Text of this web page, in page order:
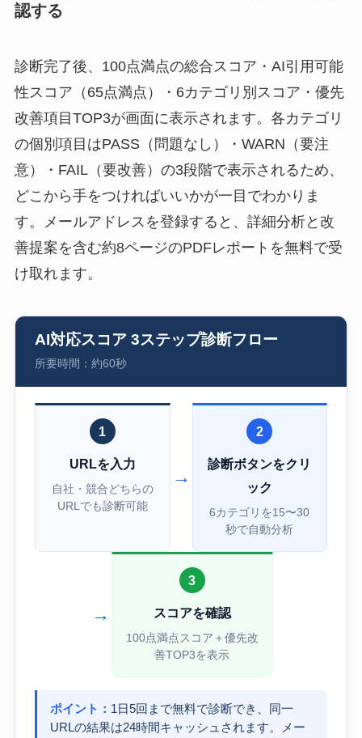
認する
診断完了後、100点満点の総合スコア・AI引用可能
性スコア（65点満点）・6カテゴリ別スコア・優先
改善項目TOP3が画面に表示されます。各カテゴリ
の個別項目はPASS（問題なし）・WARN（要注
意）・FAIL（要改善）の3段階で表示されるため、
どこから手をつければいいかが一目でわかりま
す。メールアドレスを登録すると、詳細分析と改
善提案を含む約8ページのPDFレポートを無料で受
け取れます。
AI対応スコア 3ステップ診断フロー
所要時間：約60秒
1
URLを入力
自社・競合どちらの
URLでも診断可能
→
2
診断ボタンをクリ
ック
6カテゴリを15〜30
秒で自動分析
→
3
スコアを確認
100点満点スコア＋優先改
善TOP3を表示
ポイント： 1日5回まで無料で診断でき、同一
URLの結果は24時間キャッシュされます。メー